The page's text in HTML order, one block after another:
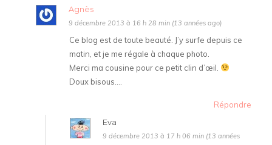
Agnès
9 décembre 2013 à 16 h 28 min (13 années ago)
Ce blog est de toute beauté. J’y surfe depuis ce
matin, et je me régale à chaque photo.
Merci ma cousine pour ce petit clin d’œil.
Doux bisous….
Répondre
Eva
9 décembre 2013 à 17 h 06 min (13 années